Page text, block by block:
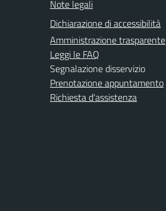
Note legali
Dichiarazione di accessibilità
Amministrazione trasparente
Leggi le FAQ
Segnalazione disservizio
Prenotazione appuntamento
Richiesta d'assistenza